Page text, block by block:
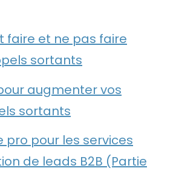
faire et ne pas faire
sortants
augmenter vos
sortants
pro pour les services
de leads B2B (Partie